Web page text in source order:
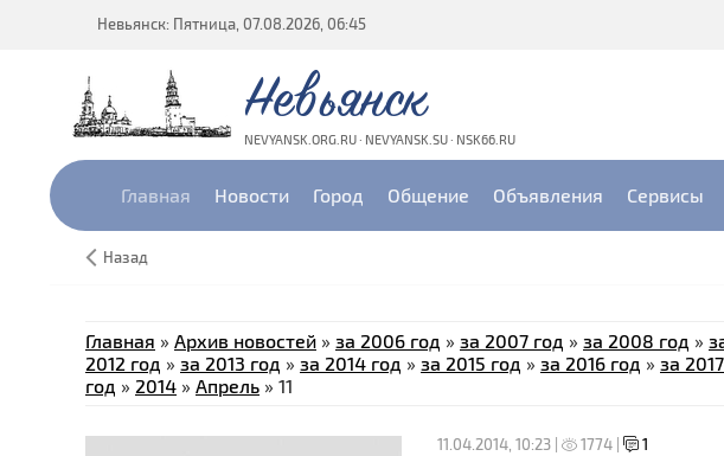
Невьянск: Пятница, 07.08.2026, 06:45
Невьянск
NEVYANSK.ORG.RU · NEVYANSK.SU · NSK66.RU
Главная Новости Город Общение Объявления Сервисы
Назад
Главная » Архив новостей » за 2006 год » за 2007 год » за 2008 год »
2012 год » за 2013 год » за 2014 год » за 2015 год » за 2016 год » за
год » 2014 » Апрель » 11
11.04.2014, 10:23 | 1774 | 1